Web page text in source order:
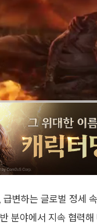
변하는 글로벌 정세
분야에서 지속 협력